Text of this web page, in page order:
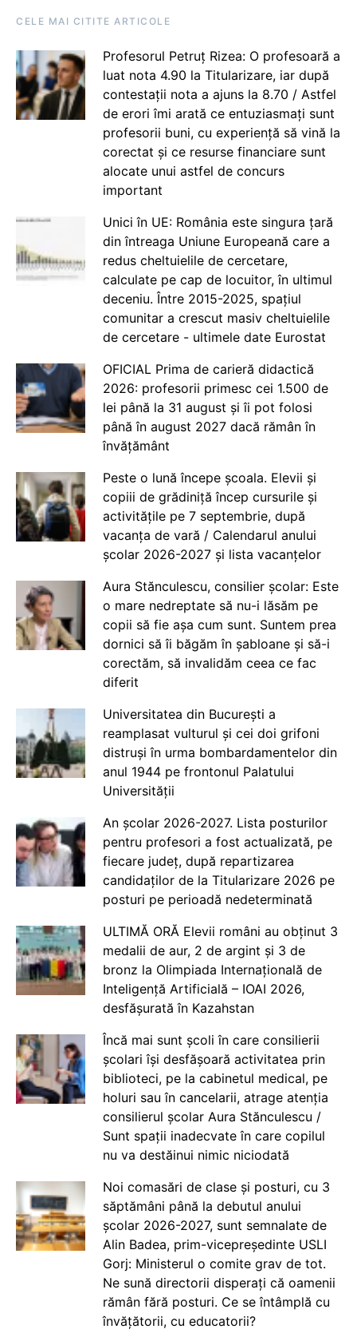
CELE MAI CITITE ARTICOLE
Profesorul Petruț Rizea: O profesoară a
luat nota 4.90 la Titularizare, iar după
contestații nota a ajuns la 8.70 / Astfel
de erori îmi arată ce entuziasmați sunt
profesorii buni, cu experiență să vină la
corectat și ce resurse financiare sunt
alocate unui astfel de concurs
important
Unici în UE: România este singura țară
din întreaga Uniune Europeană care a
redus cheltuielile de cercetare,
calculate pe cap de locuitor, în ultimul
deceniu. Între 2015-2025, spațiul
comunitar a crescut masiv cheltuielile
de cercetare - ultimele date Eurostat
OFICIAL Prima de carieră didactică
2026: profesorii primesc cei 1.500 de
lei până la 31 august și îi pot folosi
până în august 2027 dacă rămân în
învățământ
Peste o lună începe școala. Elevii și
copiii de grădiniță încep cursurile și
activitățile pe 7 septembrie, după
vacanța de vară / Calendarul anului
școlar 2026-2027 și lista vacanțelor
Aura Stănculescu, consilier școlar: Este
o mare nedreptate să nu-i lăsăm pe
copii să fie așa cum sunt. Suntem prea
dornici să îi băgăm în șabloane și să-i
corectăm, să invalidăm ceea ce fac
diferit
Universitatea din București a
reamplasat vulturul și cei doi grifoni
distruși în urma bombardamentelor din
anul 1944 pe frontonul Palatului
Universității
An școlar 2026-2027. Lista posturilor
pentru profesori a fost actualizată, pe
fiecare județ, după repartizarea
candidaților de la Titularizare 2026 pe
posturi pe perioadă nedeterminată
ULTIMĂ ORĂ Elevii români au obținut 3
medalii de aur, 2 de argint și 3 de
bronz la Olimpiada Internațională de
Inteligență Artificială – IOAI 2026,
desfășurată în Kazahstan
Încă mai sunt școli în care consilierii
școlari își desfășoară activitatea prin
biblioteci, pe la cabinetul medical, pe
holuri sau în cancelarii, atrage atenția
consilierul școlar Aura Stănculescu /
Sunt spații inadecvate în care copilul
nu va destăinui nimic niciodată
Noi comasări de clase și posturi, cu 3
săptămâni până la debutul anului
școlar 2026-2027, sunt semnalate de
Alin Badea, prim-vicepreședinte USLI
Gorj: Ministerul o comite grav de tot.
Ne sună directorii disperați că oamenii
rămân fără posturi. Ce se întâmplă cu
învățătorii, cu educatorii?